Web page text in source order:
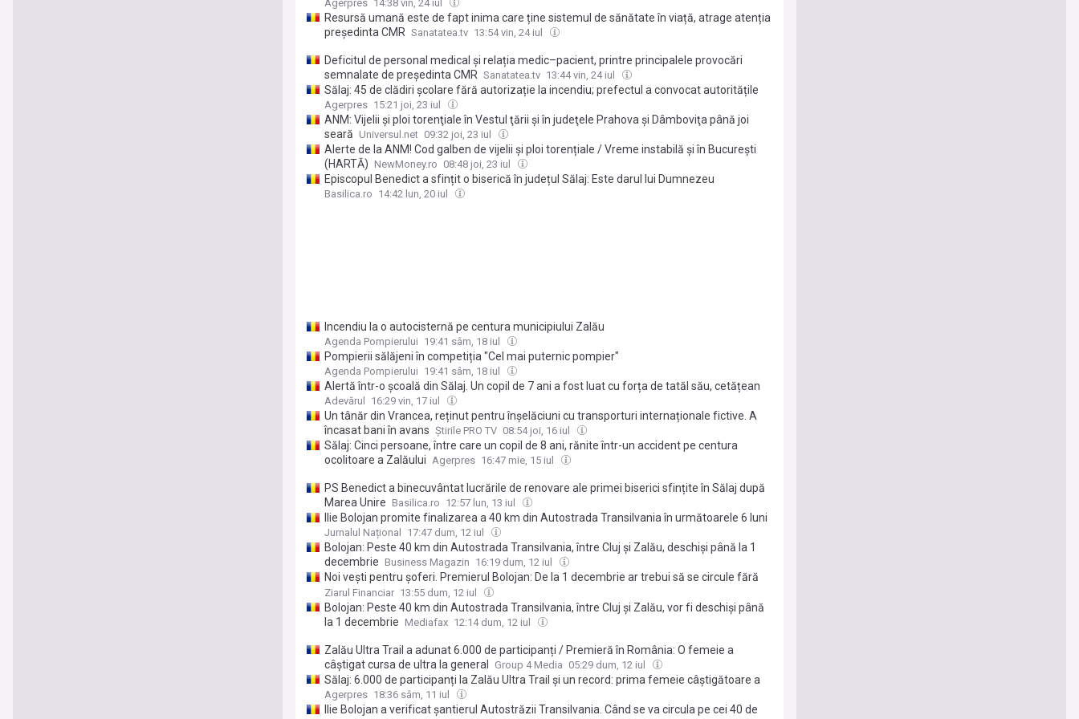
Agerpres 14:38 vin, 24 iul
Resursă umană este de fapt inima care ține sistemul de sănătate în viață, atrage atenția
președinta CMR Sanatatea.tv 13:54 vin, 24 iul
Deficitul de personal medical și relația medic–pacient, printre principalele provocări
semnalate de președinta CMR Sanatatea.tv 13:44 vin, 24 iul
Sălaj: 45 de clădiri școlare fără autorizație la incendiu; prefectul a convocat autoritățile
locale pentru rezolvarea situației
Agerpres 15:21 joi, 23 iul
ANM: Vijelii şi ploi torenţiale în Vestul ţării şi în judeţele Prahova şi Dâmboviţa până joi
seară Universul.net 09:32 joi, 23 iul
Alerte de la ANM! Cod galben de vijelii și ploi torențiale / Vreme instabilă și în București
(HARTĂ) NewMoney.ro 08:48 joi, 23 iul
Episcopul Benedict a sfințit o biserică în județul Sălaj: Este darul lui Dumnezeu
Basilica.ro 14:42 lun, 20 iul
Incendiu la o autocisternă pe centura municipiului Zalău
Agenda Pompierului 19:41 sâm, 18 iul
Pompierii sălăjeni în competiția "Cel mai puternic pompier"
Agenda Pompierului 19:41 sâm, 18 iul
Alertă într-o școală din Sălaj. Un copil de 7 ani a fost luat cu forța de tatăl său, cetățean
italian, aflat în conflict cu mama minorului
Adevărul 16:29 vin, 17 iul
Un tânăr din Vrancea, reținut pentru înșelăciuni cu transporturi internaționale fictive. A
încasat bani în avans Știrile PRO TV 08:54 joi, 16 iul
Sălaj: Cinci persoane, între care un copil de 8 ani, rănite într-un accident pe centura
ocolitoare a Zalăului Agerpres 16:47 mie, 15 iul
PS Benedict a binecuvântat lucrările de renovare ale primei biserici sfințite în Sălaj după
Marea Unire Basilica.ro 12:57 lun, 13 iul
Ilie Bolojan promite finalizarea a 40 km din Autostrada Transilvania în următoarele 6 luni
Jurnalul Național 17:47 dum, 12 iul
Bolojan: Peste 40 km din Autostrada Transilvania, între Cluj şi Zalău, deschişi până la 1
decembrie Business Magazin 16:19 dum, 12 iul
Noi veşti pentru şoferi. Premierul Bolojan: De la 1 decembrie ar trebui să se circule fără
restricţii pe cei peste 40 de km noi din Autostrada Transilvania, între Cluj şi Zalău
Ziarul Financiar 13:55 dum, 12 iul
Bolojan: Peste 40 km din Autostrada Transilvania, între Cluj și Zalău, vor fi deschiși până
la 1 decembrie Mediafax 12:14 dum, 12 iul
Zalău Ultra Trail a adunat 6.000 de participanți / Premieră în România: O femeie a
câștigat cursa de ultra la general
Group 4 Media 05:29 dum, 12 iul
Sălaj: 6.000 de participanți la Zalău Ultra Trail și un record: prima femeie câștigătoare a
unei curse Ultra (FOTO/VIDEO)
Agerpres 18:36 sâm, 11 iul
Ilie Bolojan a verificat șantierul Autostrăzii Transilvania. Când se va circula pe cei 40 de